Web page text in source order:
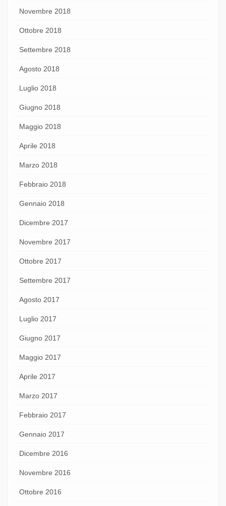
Novembre 2018
Ottobre 2018
Settembre 2018
Agosto 2018
Luglio 2018
Giugno 2018
Maggio 2018
Aprile 2018
Marzo 2018
Febbraio 2018
Gennaio 2018
Dicembre 2017
Novembre 2017
Ottobre 2017
Settembre 2017
Agosto 2017
Luglio 2017
Giugno 2017
Maggio 2017
Aprile 2017
Marzo 2017
Febbraio 2017
Gennaio 2017
Dicembre 2016
Novembre 2016
Ottobre 2016